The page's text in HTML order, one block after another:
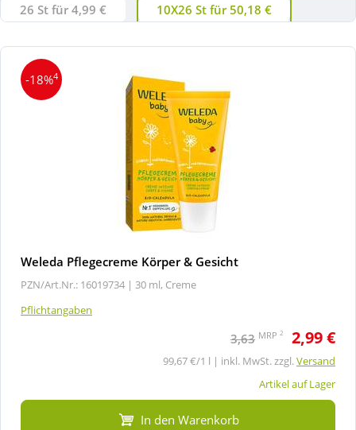
26 St für 4,99 € 10X26 St für 50,18 €
-18%4
Weleda Pflegecreme Körper & Gesicht
PZN/Art.Nr.: 16019734 | 30 ml, Creme
Pflichtangaben
3,63 MRP 2 2,99 €
99,67 €/1 l | inkl. MwSt. zzgl.Versand
Artikel auf Lager
In den Warenkorb